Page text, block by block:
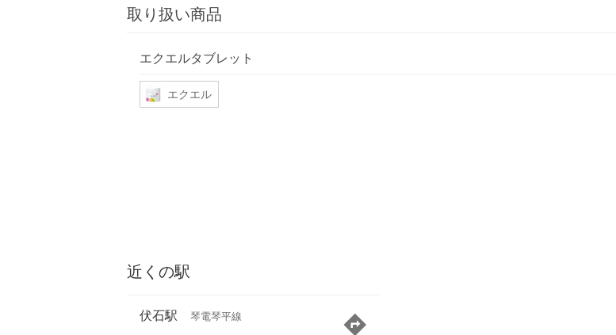
取り扱い商品
エクエルタブレット
エクエル
近くの駅
伏石駅 琴電琴平線